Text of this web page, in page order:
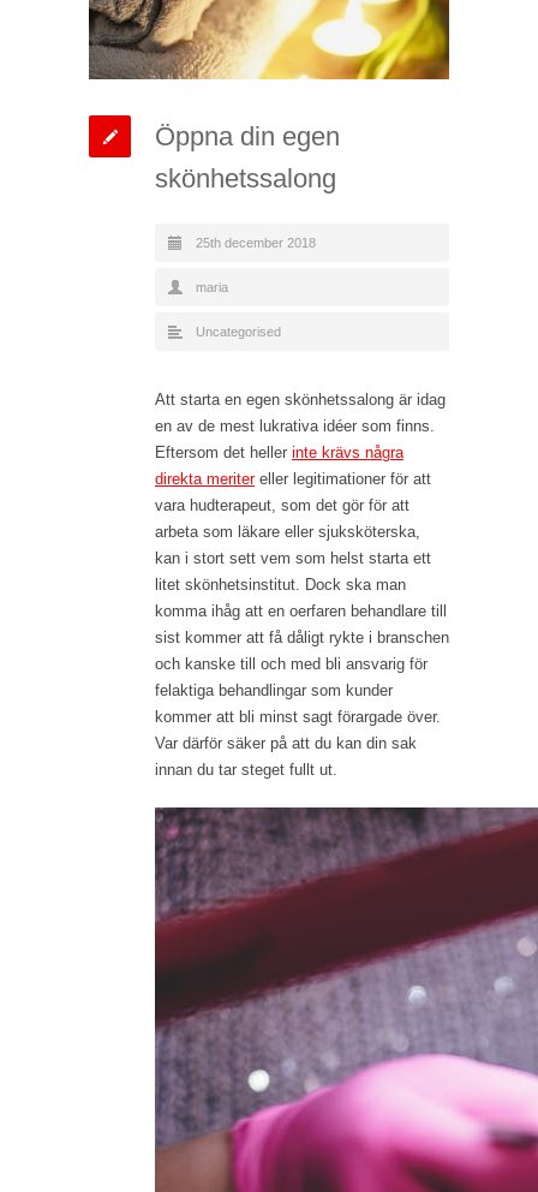
Öppna din egen
skönhetssalong
25th december 2018
maria
Uncategorised
Att starta en egen skönhetssalong är idag
en av de mest lukrativa idéer som finns.
Eftersom det heller inte krävs några
direkta meritereller legitimationer för att
vara hudterapeut, som det gör för att
arbeta som läkare eller sjuksköterska,
kan i stort sett vem som helst starta ett
litet skönhetsinstitut. Dock ska man
komma ihåg att en oerfaren behandlare till
sist kommer att få dåligt rykte i branschen
och kanske till och med bli ansvarig för
felaktiga behandlingar som kunder
kommer att bli minst sagt förargade över.
Var därför säker på att du kan din sak
innan du tar steget fullt ut.